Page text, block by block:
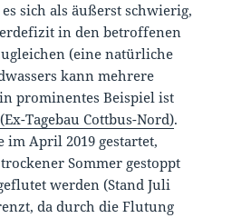
sich als äußerst schwierig,
in den betroffenen
(eine natürliche
kann mehrere
prominentes Beispiel ist
Tagebau Cottbus-Nord).
im April 2019 gestartet,
Sommer gestoppt
werden (Stand Juli
da durch die Flutung